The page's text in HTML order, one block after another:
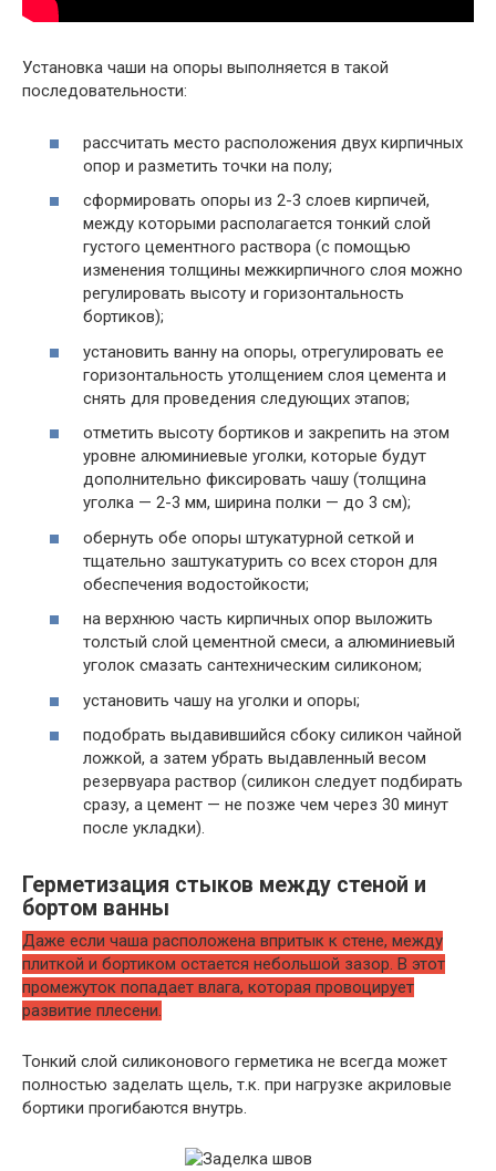
Установка чаши на опоры выполняется в такой
последовательности:
рассчитать место расположения двух кирпичных
опор и разметить точки на полу;
сформировать опоры из 2-3 слоев кирпичей,
между которыми располагается тонкий слой
густого цементного раствора (с помощью
изменения толщины межкирпичного слоя можно
регулировать высоту и горизонтальность
бортиков);
установить ванну на опоры, отрегулировать ее
горизонтальность утолщением слоя цемента и
снять для проведения следующих этапов;
отметить высоту бортиков и закрепить на этом
уровне алюминиевые уголки, которые будут
дополнительно фиксировать чашу (толщина
уголка — 2-3 мм, ширина полки — до 3 см);
обернуть обе опоры штукатурной сеткой и
тщательно заштукатурить со всех сторон для
обеспечения водостойкости;
на верхнюю часть кирпичных опор выложить
толстый слой цементной смеси, а алюминиевый
уголок смазать сантехническим силиконом;
установить чашу на уголки и опоры;
подобрать выдавившийся сбоку силикон чайной
ложкой, а затем убрать выдавленный весом
резервуара раствор (силикон следует подбирать
сразу, а цемент — не позже чем через 30 минут
после укладки).
Герметизация стыков между стеной и
бортом ванны
Даже если чаша расположена впритык к стене, между
плиткой и бортиком остается небольшой зазор. В этот
промежуток попадает влага, которая провоцирует
развитие плесени.
Тонкий слой силиконового герметика не всегда может
полностью заделать щель, т.к. при нагрузке акриловые
бортики прогибаются внутрь.